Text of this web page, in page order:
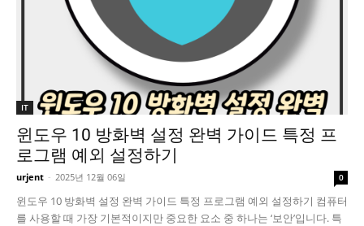
IT
윈도우 10 방화벽 설정 완벽 가이드 특정 프
로그램 예외 설정하기
urjent - 2025년 12월 06일 0
윈도우 10 방화벽 설정 완벽 가이드 특정 프로그램 예외 설정하기 컴퓨터
를 사용할 때 가장 기본적이지만 중요한 요소 중 하나는 ‘보안’입니다. 특